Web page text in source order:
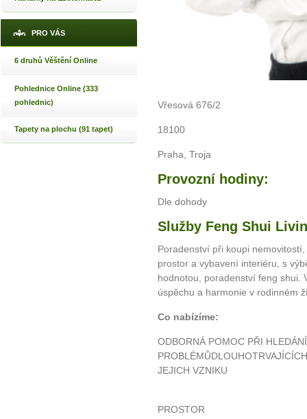
PRO VÁS
6 druhů Věštění Online
Pohlednice Online (333
pohlednic)
Tapety na plochu (91 tapet)
Vřesová 676/2
18100
Praha, Troja
Provozní hodiny:
Dle dohody
Služby Feng Shui
Poradenství při koupi
prostor a vybavení interiéru, s
hodnotou, poradenství feng shui.
úspěchu a harmonie v rodinném
Co nabízíme:
ODBORNÁ POMOC PŘI
JEJICH VZNIKU
PROSTOR